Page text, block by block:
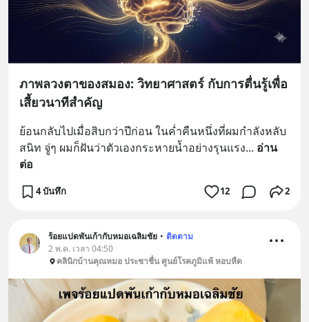
ภาพลวงตาของสมอง: วิทยาศาสตร์ กับการตื่นรู้เพื่อ
เสี้ยวนาทีสำคัญ
ย้อนกลับไปเมื่อสิบกว่าปีก่อน ในค่ำคืนหนึ่งที่ผมกำลังหลับ
สนิท จู่ๆ ผมก็ฝันว่าตัวเองกระหายน้ำอย่างรุนแรง... อ่าน
ต่อ
4 บันทึก 12 2
ร้อยแปดพันเก้ากับหมอเฉลิมชัย • ติดตาม
2 พ.ค. เวลา 04:50
คลินิกบ้านคุณหมอ ประชาชื่น ศูนย์โรคภูมิแพ้ หอบหืด